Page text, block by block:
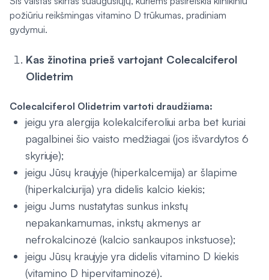
požiūriu reikšmingas vitamino D trūkumas, pradiniam
gydymui.
Kas žinotina prieš vartojant Colecalciferol
Olidetrim
Colecalciferol Olidetrim vartoti draudžiama:
jeigu yra alergija kolekalciferoliui arba bet kuriai
pagalbinei šio vaisto medžiagai (jos išvardytos 6
skyriuje);
jeigu Jūsų kraujyje (hiperkalcemija) ar šlapime
(hiperkalciurija) yra didelis kalcio kiekis;
jeigu Jums nustatytas sunkus inkstų
nepakankamumas, inkstų akmenys ar
nefrokalcinozė (kalcio sankaupos inkstuose);
jeigu Jūsų kraujyje yra didelis vitamino D kiekis
(vitamino D hipervitaminozė).